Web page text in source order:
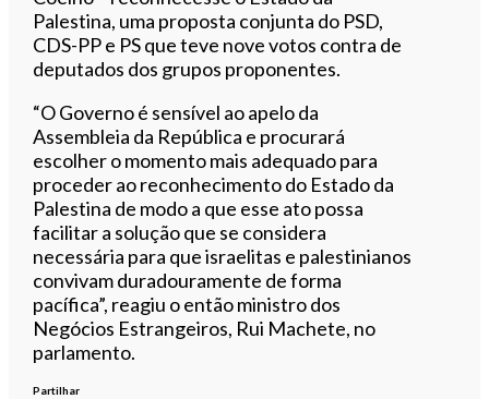
Palestina, uma proposta conjunta do PSD,
CDS-PP e PS que teve nove votos contra de
deputados dos grupos proponentes.
“O Governo é sensível ao apelo da
Assembleia da República e procurará
escolher o momento mais adequado para
proceder ao reconhecimento do Estado da
Palestina de modo a que esse ato possa
facilitar a solução que se considera
necessária para que israelitas e palestinianos
convivam duradouramente de forma
pacífica”, reagiu o então ministro dos
Negócios Estrangeiros, Rui Machete, no
parlamento.
Partilhar